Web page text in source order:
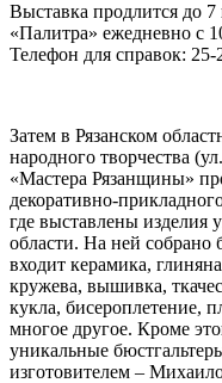
Выставка продлится до
«Палитра» ежедневно с
Телефон для справок: 25-
Затем в Рязанском
народного творчества
«Мастера Рязанщины»
декоративно-
где выставлены изделия
области. На ней собрано
входит керамика,
кружева, вышивка,
кукла, бисероплетение,
многое другое. Кроме
уникальные
изготовителем –